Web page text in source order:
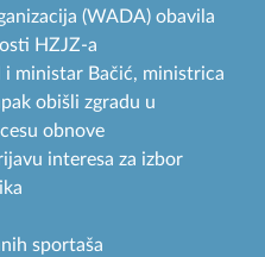
(WADA) obavila
HZJZ-a
i ministar Bačić, ministrica
obišli zgradu u
obnove
interesa za izbor
sportaša